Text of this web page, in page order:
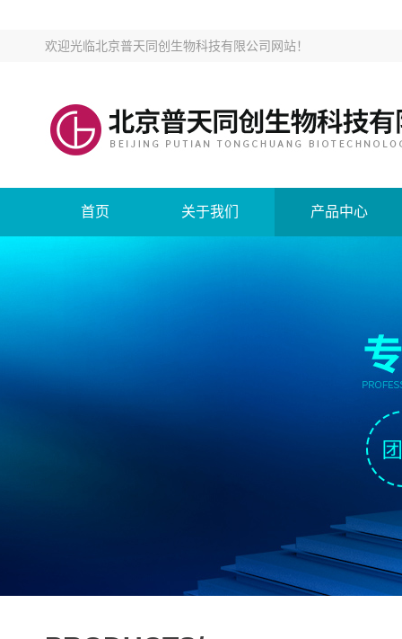
欢迎光临北京普天同创生物科技有限公司网站！
首页 关于我们 产品中心